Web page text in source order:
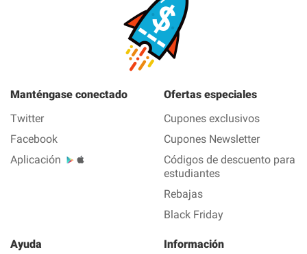
Manténgase conectado
Twitter
Facebook
Aplicación
Ofertas especiales
Cupones exclusivos
Cupones Newsletter
Códigos de descuento para
estudiantes
Rebajas
Black Friday
Ayuda
Información